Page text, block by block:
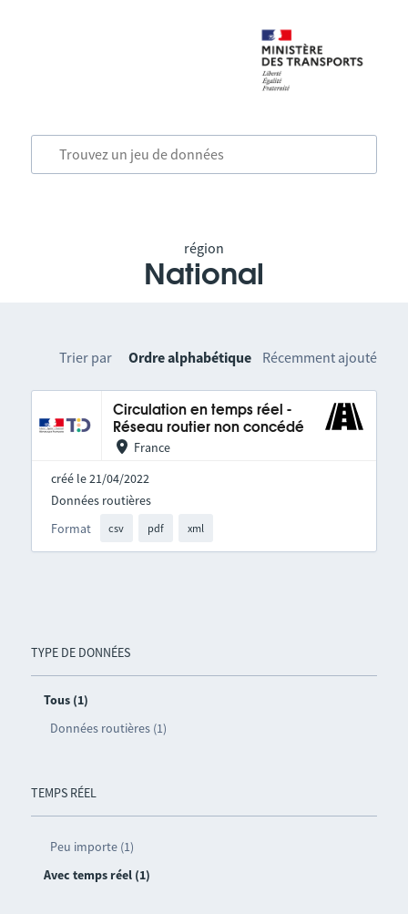
région
National
TYPE DE DONNÉES
Tous (1)
Données routières (1)
TEMPS RÉEL
Peu importe (1)
Avec temps réel (1)
Trier par Ordre alphabétique Récemment ajouté
Circulation en temps réel -
Réseau routier non concédé
France
créé le 21/04/2022
Format csv pdf xml
Données routières